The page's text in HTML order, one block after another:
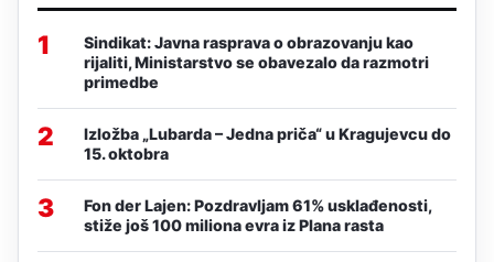
1
Sindikat: Javna rasprava o obrazovanju kao
rijaliti, Ministarstvo se obavezalo da razmotri
primedbe
2
Izložba „Lubarda – Jedna priča“ u Kragujevcu do
15. oktobra
3
Fon der Lajen: Pozdravljam 61% usklađenosti,
stiže još 100 miliona evra iz Plana rasta